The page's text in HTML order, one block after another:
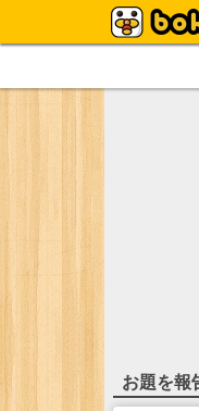
お題を報